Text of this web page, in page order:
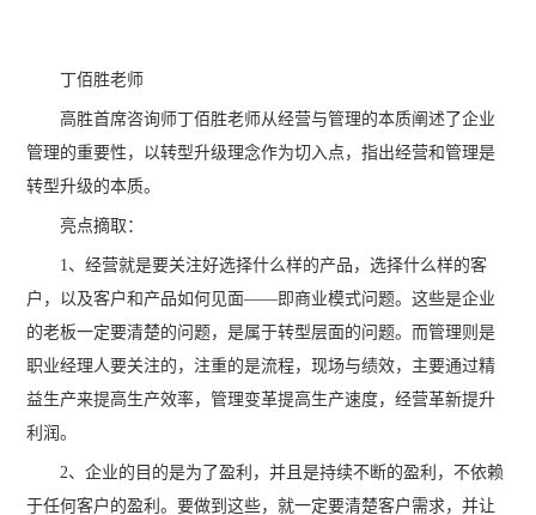
丁佰胜老师
高胜首席咨询师丁佰胜老师从经营与管理的本质阐述了企业
管理的重要性，以转型升级理念作为切入点，指出经营和管理是
转型升级的本质。
亮点摘取：
1、经营就是要关注好选择什么样的产品，选择什么样的客
户，以及客户和产品如何见面——即商业模式问题。这些是企业
的老板一定要清楚的问题，是属于转型层面的问题。而管理则是
职业经理人要关注的，注重的是流程，现场与绩效，主要通过精
益生产来提高生产效率，管理变革提高生产速度，经营革新提升
利润。
2、企业的目的是为了盈利，并且是持续不断的盈利，不依赖
于任何客户的盈利。要做到这些，就一定要清楚客户需求，并让